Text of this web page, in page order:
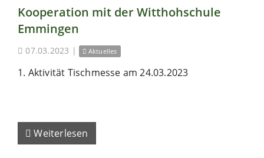
Kooperation mit der Witthohschule
Emmingen
07.03.2023 | Aktuelles
1. Aktivität Tischmesse am 24.03.2023
Weiterlesen